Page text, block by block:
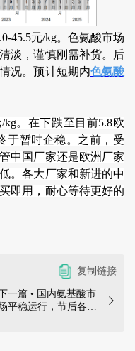
45.5元/kg。色氨酸市场
淡，谨慎刚需补货。后
况。预计短期内色氨酸
kg。在下跌至目前5.8欧
于暂时企稳。之前，受
中国厂家还是欧洲厂家
。各大厂家和新进的中
即用，耐心等待更好的
复制链接
一篇 • 国内氨基酸市
平稳运行，节后各品
